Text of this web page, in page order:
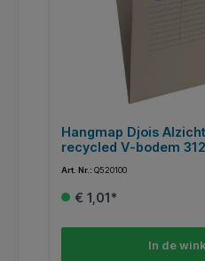
Hangmap Djois
recycled V-bodem
Art. Nr.: Q520100
€ 1,01*
In de